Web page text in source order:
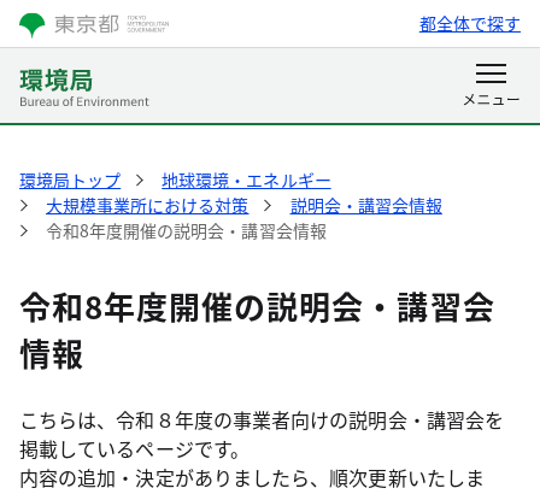
都全体で探す
環境局トップ
地球環境・エネルギー
大規模事業所における対策
説明会・講習会情報
令和8年度開催の説明会・講習会情報
令和8年度開催の説明会・講習会
情報
こちらは、令和８年度の事業者向けの説明会・講習会を
掲載しているページです。
内容の追加・決定がありましたら、順次更新いたしま